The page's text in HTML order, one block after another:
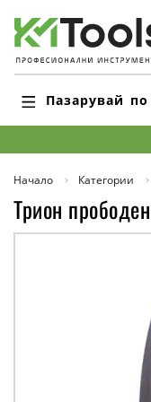
Пазарувай
Начало Категории
Трион